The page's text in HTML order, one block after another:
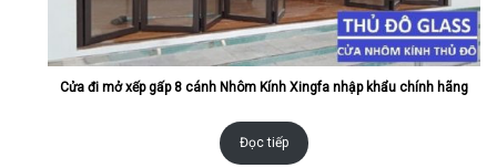
Cửa đi mở xếp gấp 8 cánh Nhôm Kính Xingfa nhập khẩu chính hãng
Đọc tiếp